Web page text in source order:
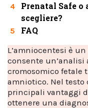
4
Prenatal Safe o
scegliere?
5 FAQ
L’amniocentesi è un
consente un’analisi
cromosomico fetale
amniotico. Nel
principali vantaggi
ottenere una